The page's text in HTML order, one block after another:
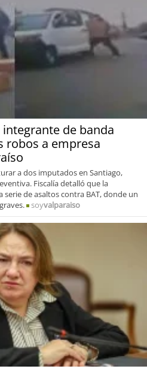
de banda
robos a empresa
a dos imputados en Santiago,
Fiscalía detalló que la
de asaltos contra BAT, donde un
soyvalparaiso